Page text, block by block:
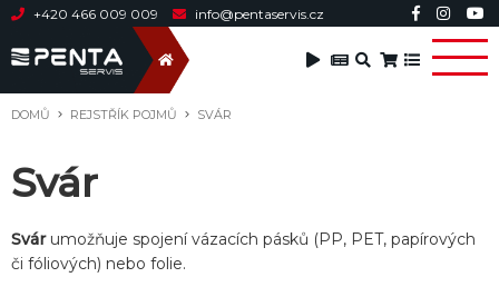
+420 466 009 009 info@pentaservis.cz
DOMŮ REJSTŘÍK POJMŮ SVÁR
Svár
Svár umožňuje spojení vázacích pásků (PP, PET, papírových
či fóliových) nebo folie.